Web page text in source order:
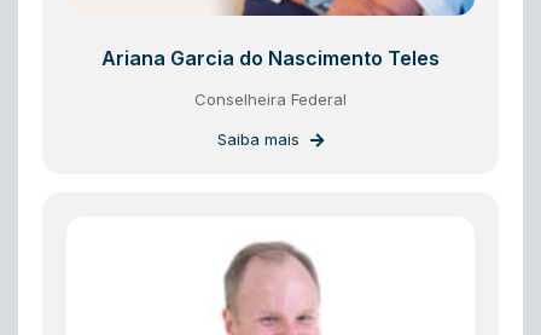
Ariana Garcia do Nascimento Teles
Conselheira Federal
Saiba mais